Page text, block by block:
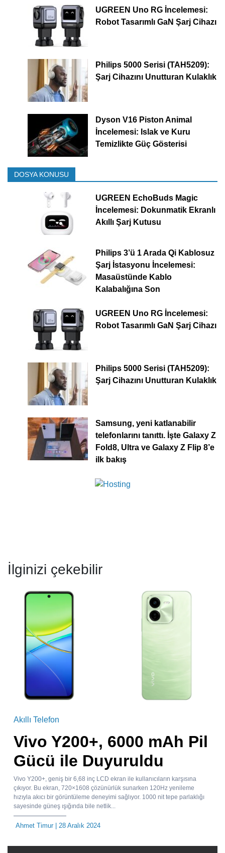
UGREEN Uno RG İncelemesi:
Robot Tasarımlı GaN Şarj Cihazı
Philips 5000 Serisi (TAH5209):
Şarj Cihazını Unutturan Kulaklık
Dyson V16 Piston Animal
İncelemesi: Islak ve Kuru
Temizlikte Güç Gösterisi
DOSYA KONUSU
UGREEN EchoBuds Magic
İncelemesi: Dokunmatik Ekranlı
Akıllı Şarj Kutusu
Philips 3’ü 1 Arada Qi Kablosuz
Şarj İstasyonu İncelemesi:
Masaüstünde Kablo
Kalabalığına Son
UGREEN Uno RG İncelemesi:
Robot Tasarımlı GaN Şarj Cihazı
Philips 5000 Serisi (TAH5209):
Şarj Cihazını Unutturan Kulaklık
Samsung, yeni katlanabilir
telefonlarını tanıttı. İşte Galaxy Z
Fold8, Ultra ve Galaxy Z Flip 8’e
ilk bakış
İlginizi çekebilir
Akıllı Telefon
Vivo Y200+, 6000 mAh Pil
Gücü ile Duyuruldu
Vivo Y200+, geniş bir 6,68 inç LCD ekran ile kullanıcıların karşısına
çıkıyor. Bu ekran, 720×1608 çözünürlük sunarken 120Hz yenileme
hızıyla akıcı bir görüntüleme deneyimi sağlıyor. 1000 nit tepe parlaklığı
sayesinde güneş ışığında bile netlik...
Ahmet Timur| 28 Aralık 2024